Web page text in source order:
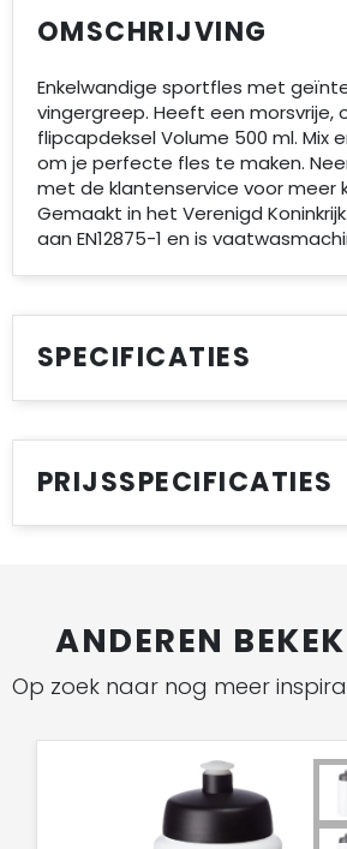
OMSCHRIJVING
Enkelwandige sportfles met
vingergreep. Heeft een morsvrije,
flipcapdeksel Volume 500 ml. Mix
om je perfecte fles te maken.
met de klantenservice voor meer
Gemaakt in het Verenigd
aan EN12875-1 en is
SPECIFICATIES
PRIJSSPECIFICATIES
ANDEREN
Op zoek naar nog meer